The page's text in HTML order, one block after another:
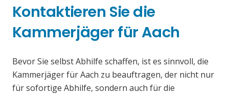
Kontaktieren Sie die
Kammerjäger für Aach
Bevor Sie selbst Abhilfe schaffen, ist es sinnvoll, die
Kammerjäger für Aach zu beauftragen, der nicht nur
für sofortige Abhilfe, sondern auch für die